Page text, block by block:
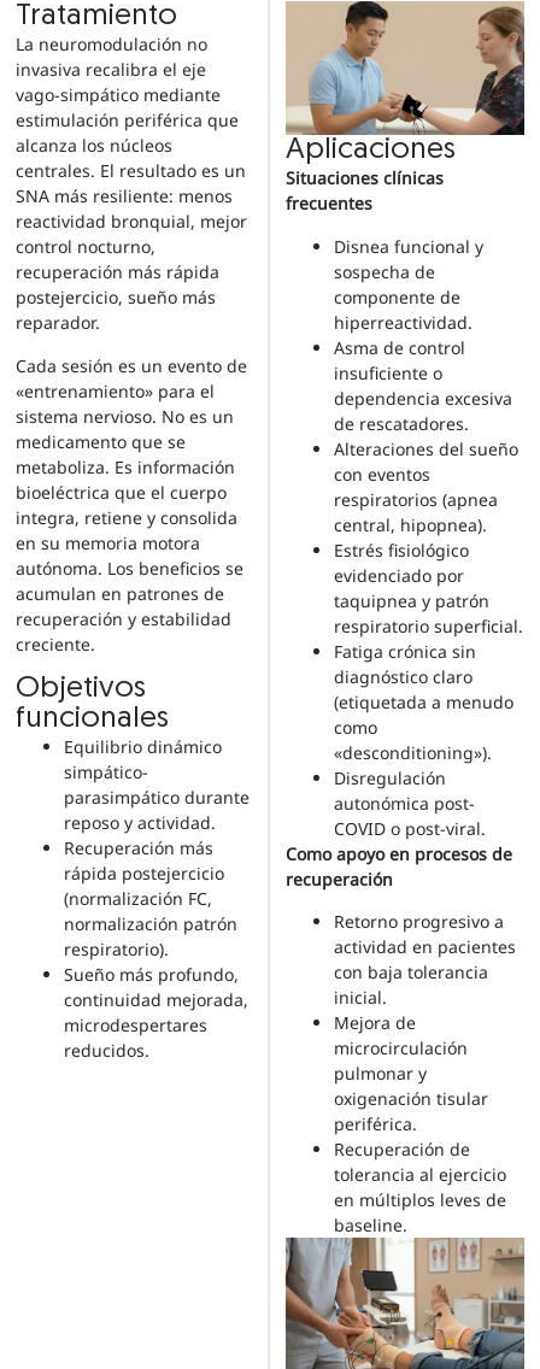
Tratamiento
La neuromodulación no
invasiva recalibra el eje
vago-simpático mediante
estimulación periférica que
alcanza los núcleos
centrales. El resultado es un
SNA más resiliente: menos
reactividad bronquial, mejor
control nocturno,
recuperación más rápida
postejercicio, sueño más
reparador.
Cada sesión es un evento de
«entrenamiento» para el
sistema nervioso. No es un
medicamento que se
metaboliza. Es información
bioeléctrica que el cuerpo
integra, retiene y consolida
en su memoria motora
autónoma. Los beneficios se
acumulan en patrones de
recuperación y estabilidad
creciente.
Objetivos
funcionales
Equilibrio dinámico
simpático-
parasimpático durante
reposo y actividad.
Recuperación más
rápida postejercicio
(normalización FC,
normalización patrón
respiratorio).
Sueño más profundo,
continuidad mejorada,
microdespertares
reducidos.
Aplicaciones
Situaciones clínicas
frecuentes
Disnea funcional y
sospecha de
componente de
hiperreactividad.
Asma de control
insuficiente o
dependencia excesiva
de rescatadores.
Alteraciones del sueño
con eventos
respiratorios (apnea
central, hipopnea).
Estrés fisiológico
evidenciado por
taquipnea y patrón
respiratorio superficial.
Fatiga crónica sin
diagnóstico claro
(etiquetada a menudo
como
«desconditioning»).
Disregulación
autonómica post-
COVID o post-viral.
Como apoyo en procesos de
recuperación
Retorno progresivo a
actividad en pacientes
con baja tolerancia
inicial.
Mejora de
microcirculación
pulmonar y
oxigenación tisular
periférica.
Recuperación de
tolerancia al ejercicio
en múltiplos leves de
baseline.